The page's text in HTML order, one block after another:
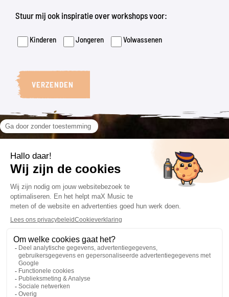
Stuur mij ook inspiratie over workshops voor:
Kinderen Jongeren Volwassenen
VERZENDEN
CONTACT
085 201 66 84
info@maxmusic.nl
VOLG ONS
VOORWAARDEN
Algemene voorwaarden